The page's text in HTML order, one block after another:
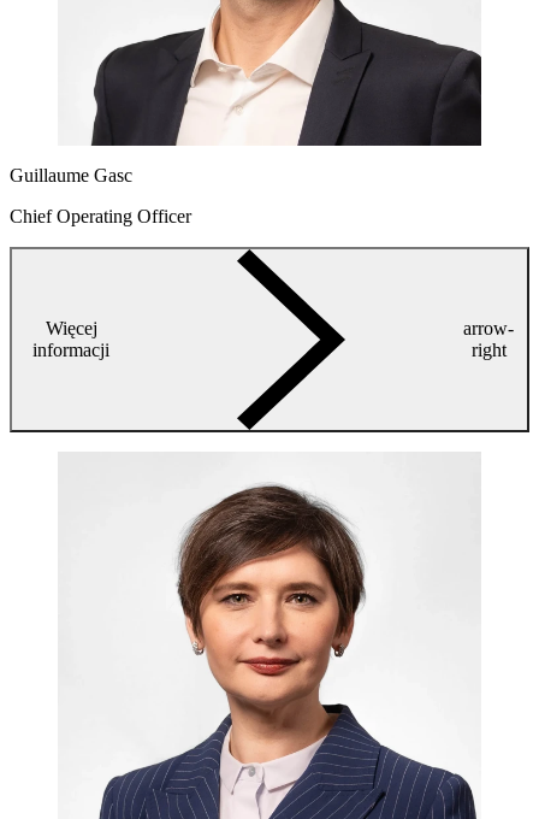
Guillaume Gasc
Chief Operating Officer
Więcej
informacji
arrow-
right